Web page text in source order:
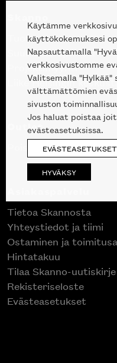
Tuotteet
Suunnittelupalvelu
Projektimyynti
Liike Helsingin
Outlet
Poistuvat mallikappaleet
Tietoa Skannosta
Yhteystiedot ja tiimi
Ostaminen ja
Hintatakuu
Tilaa Skanno-uutiskirje
Rekisteriseloste
Evästeasetukset
Käytämme
käyttökokemuksesi
Napsauttamalla
verkkosivustomme
Valitsemalla "Hylkää"
välttämättömien
sivuston
Jos haluat poistaa
evästeasetuksissa.
EVÄSTEASETUKSET
HYVÄKSY